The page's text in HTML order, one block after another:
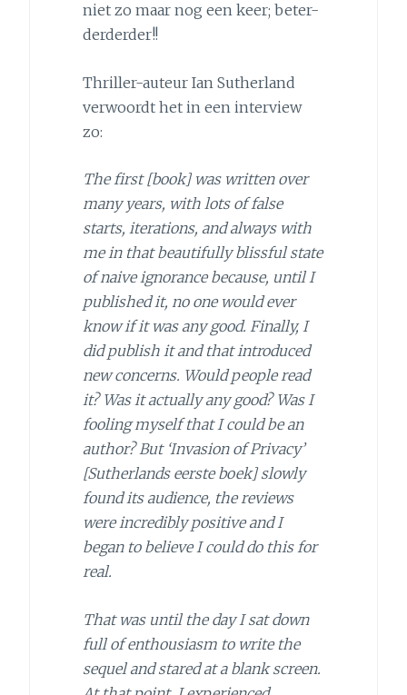
niet zo maar nog een keer; beter-
derderder!!
Thriller-auteur Ian Sutherland
verwoordt het in een interview
zo:
The first [book] was written over
many years, with lots of false
starts, iterations, and always with
me in that beautifully blissful state
of naive ignorance because, until I
published it, no one would ever
know if it was any good. Finally, I
did publish it and that introduced
new concerns. Would people read
it? Was it actually any good? Was I
fooling myself that I could be an
author? But ‘Invasion of Privacy’
[Sutherlands eerste boek] slowly
found its audience, the reviews
were incredibly positive and I
began to believe I could do this for
real.
That was until the day I sat down
full of enthousiasm to write the
sequel and stared at a blank screen.